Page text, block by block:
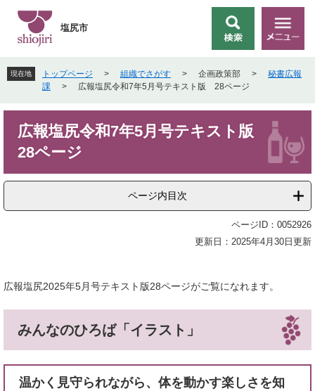
先
頭
す
を
飛
し
索
メ
ニ
ー
塩尻市
現在地 トップページ > 組織でさがす > 企画政策部 >
秘書広報
課
> 広報塩尻令和7年5月号テキスト版 28ページ
広報塩尻令和7年5月号テキスト版
28ページ
ページ内目次
ページID：0052926
更新日：2025年4月30日更新
広報塩尻2025年5月号テキスト版28ページがご覧になれます。
みんなのひろば「イラスト」
温かく見守られながら、体を動かす楽しさを知